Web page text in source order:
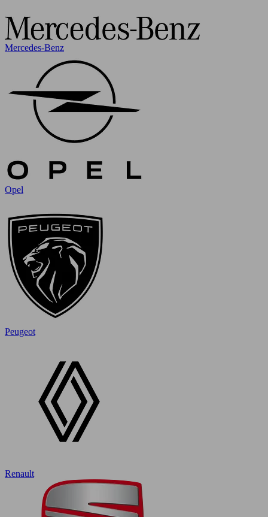
Mercedes-Benz
Opel
Peugeot
Renault